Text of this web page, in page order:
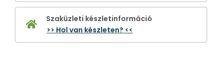
Szaküzleti készletinformáció
>> Hol van készleten? <<